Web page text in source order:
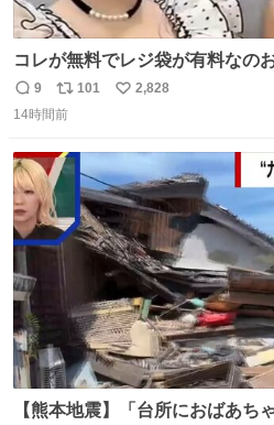
コレが無料でレジ袋が有料なの
返
信
9
リ
ポ
ト
数
101
い
数
2,828
14時間前
【熊本地震】「台所におばあち